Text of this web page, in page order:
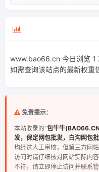
www.bao66.cn 今日浏览 1
如需查询该站点的最新权重
免责提示：
本站收录的“包牛牛
发，保定网包批发，白沟网包
均经过人工审核，但第三方网
访问时请仔细核对网站实际内
不符，请立即停止访问并联系